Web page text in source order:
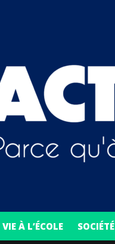
VIE À L’ÉCOLE SOCIÉTÉ